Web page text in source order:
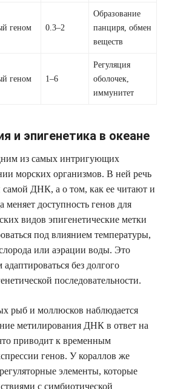
геном 0.3–2
Образование
панциря, обмен
веществ
геном 1–6
Регуляция
оболочек,
иммунитет
и эпигенетика в океане
из самых интригующих
морских организмов. В ней речь
самой ДНК, а о том, как ее читают и
доступность генов для
видов эпигенетические метки
под влиянием температуры,
или аэрации воды. Это
без долгого
последовательности.
рыб и моллюсков наблюдается
метилирования ДНК в ответ на
приводит к временным
генов. У кораллов же
элементы, которые
с симбиотической